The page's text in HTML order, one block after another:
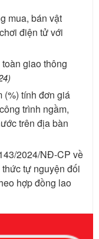
mua, bán vật
điện tử với
giao thông
(%) tính đơn giá
trình ngầm,
trên địa bàn
2024/NĐ-CP về
tự nguyện đối
hợp đồng lao